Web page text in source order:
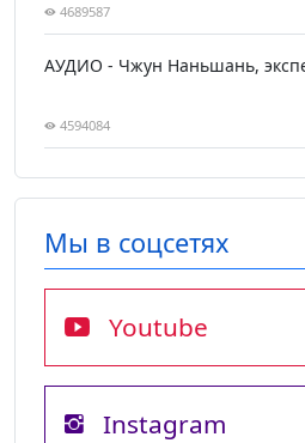
4689587
АУДИО - Чжун Наньшань,
4594084
Мы в соцсетях
Youtube
Instagram